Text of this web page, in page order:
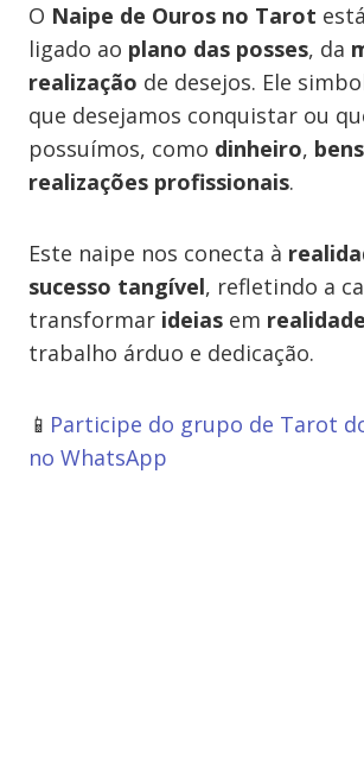
O Naipe de Ouros no Tarot
ligado ao plano das posses, da
realização de desejos. Ele
que desejamos conquistar ou
possuímos, como dinheiro,
realizações profissionais.
Este naipe nos conecta à
sucesso tangível, refletindo a
transformar ideias em realidade
trabalho árduo e dedicação.
📱 Participe do grupo de Tarot
no WhatsApp